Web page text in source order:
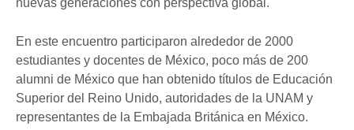
nuevas generaciones con perspectiva global.
En este encuentro participaron alrededor de 2000
estudiantes y docentes de México, poco más de 200
alumni de México que han obtenido títulos de Educación
Superior del Reino Unido, autoridades de la UNAM y
representantes de la Embajada Británica en México.